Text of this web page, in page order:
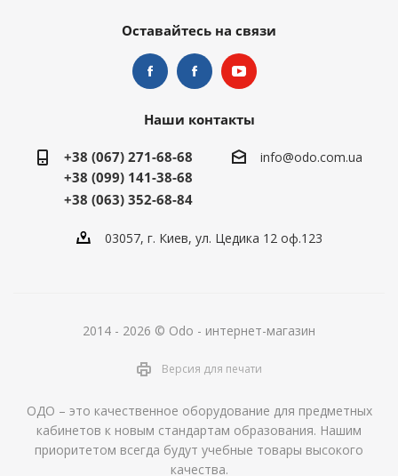
Оставайтесь на связи
Наши контакты
+38 (067) 271-68-68
+38 (099) 141-38-68
+38 (063) 352-68-84
info@odo.com.ua
03057, г. Киев, ул. Цедика 12 оф.123
2014 - 2026 © Odo - интернет-магазин
Версия для печати
ОДО – это качественное оборудование для предметных
кабинетов к новым стандартам образования. Нашим
приоритетом всегда будут учебные товары высокого
качества.